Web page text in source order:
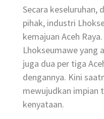
Secara keseluruhan,
pihak, industri
kemajuan Aceh
Lhokseumawe yang
juga dua per tiga
dengannya. Kini
mewujudkan impian
kenyataan.